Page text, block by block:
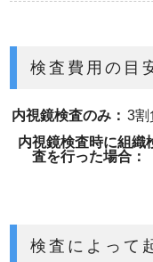
検査費用の目
内視鏡検査のみ： 3割
内視鏡検査時に組織
査を行った場合：
検査によって